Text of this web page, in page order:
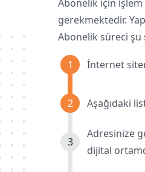
Abonelik için
gerekmektedir.
Abonelik süreci
İnternet
Aşağıdaki
Adresinize
dijital